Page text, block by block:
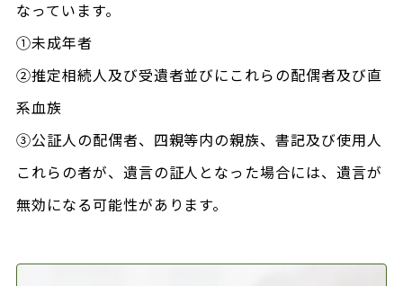
なっています。
①未成年者
②推定相続人及び受遺者並びにこれらの配偶者及び直
系血族
③公証人の配偶者、四親等内の親族、書記及び使用人
これらの者が、遺言の証人となった場合には、遺言が
無効になる可能性があります。